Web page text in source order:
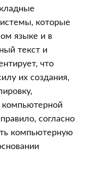
которые
языке и в
текст и
что
их создания,
согласно
компьютерную